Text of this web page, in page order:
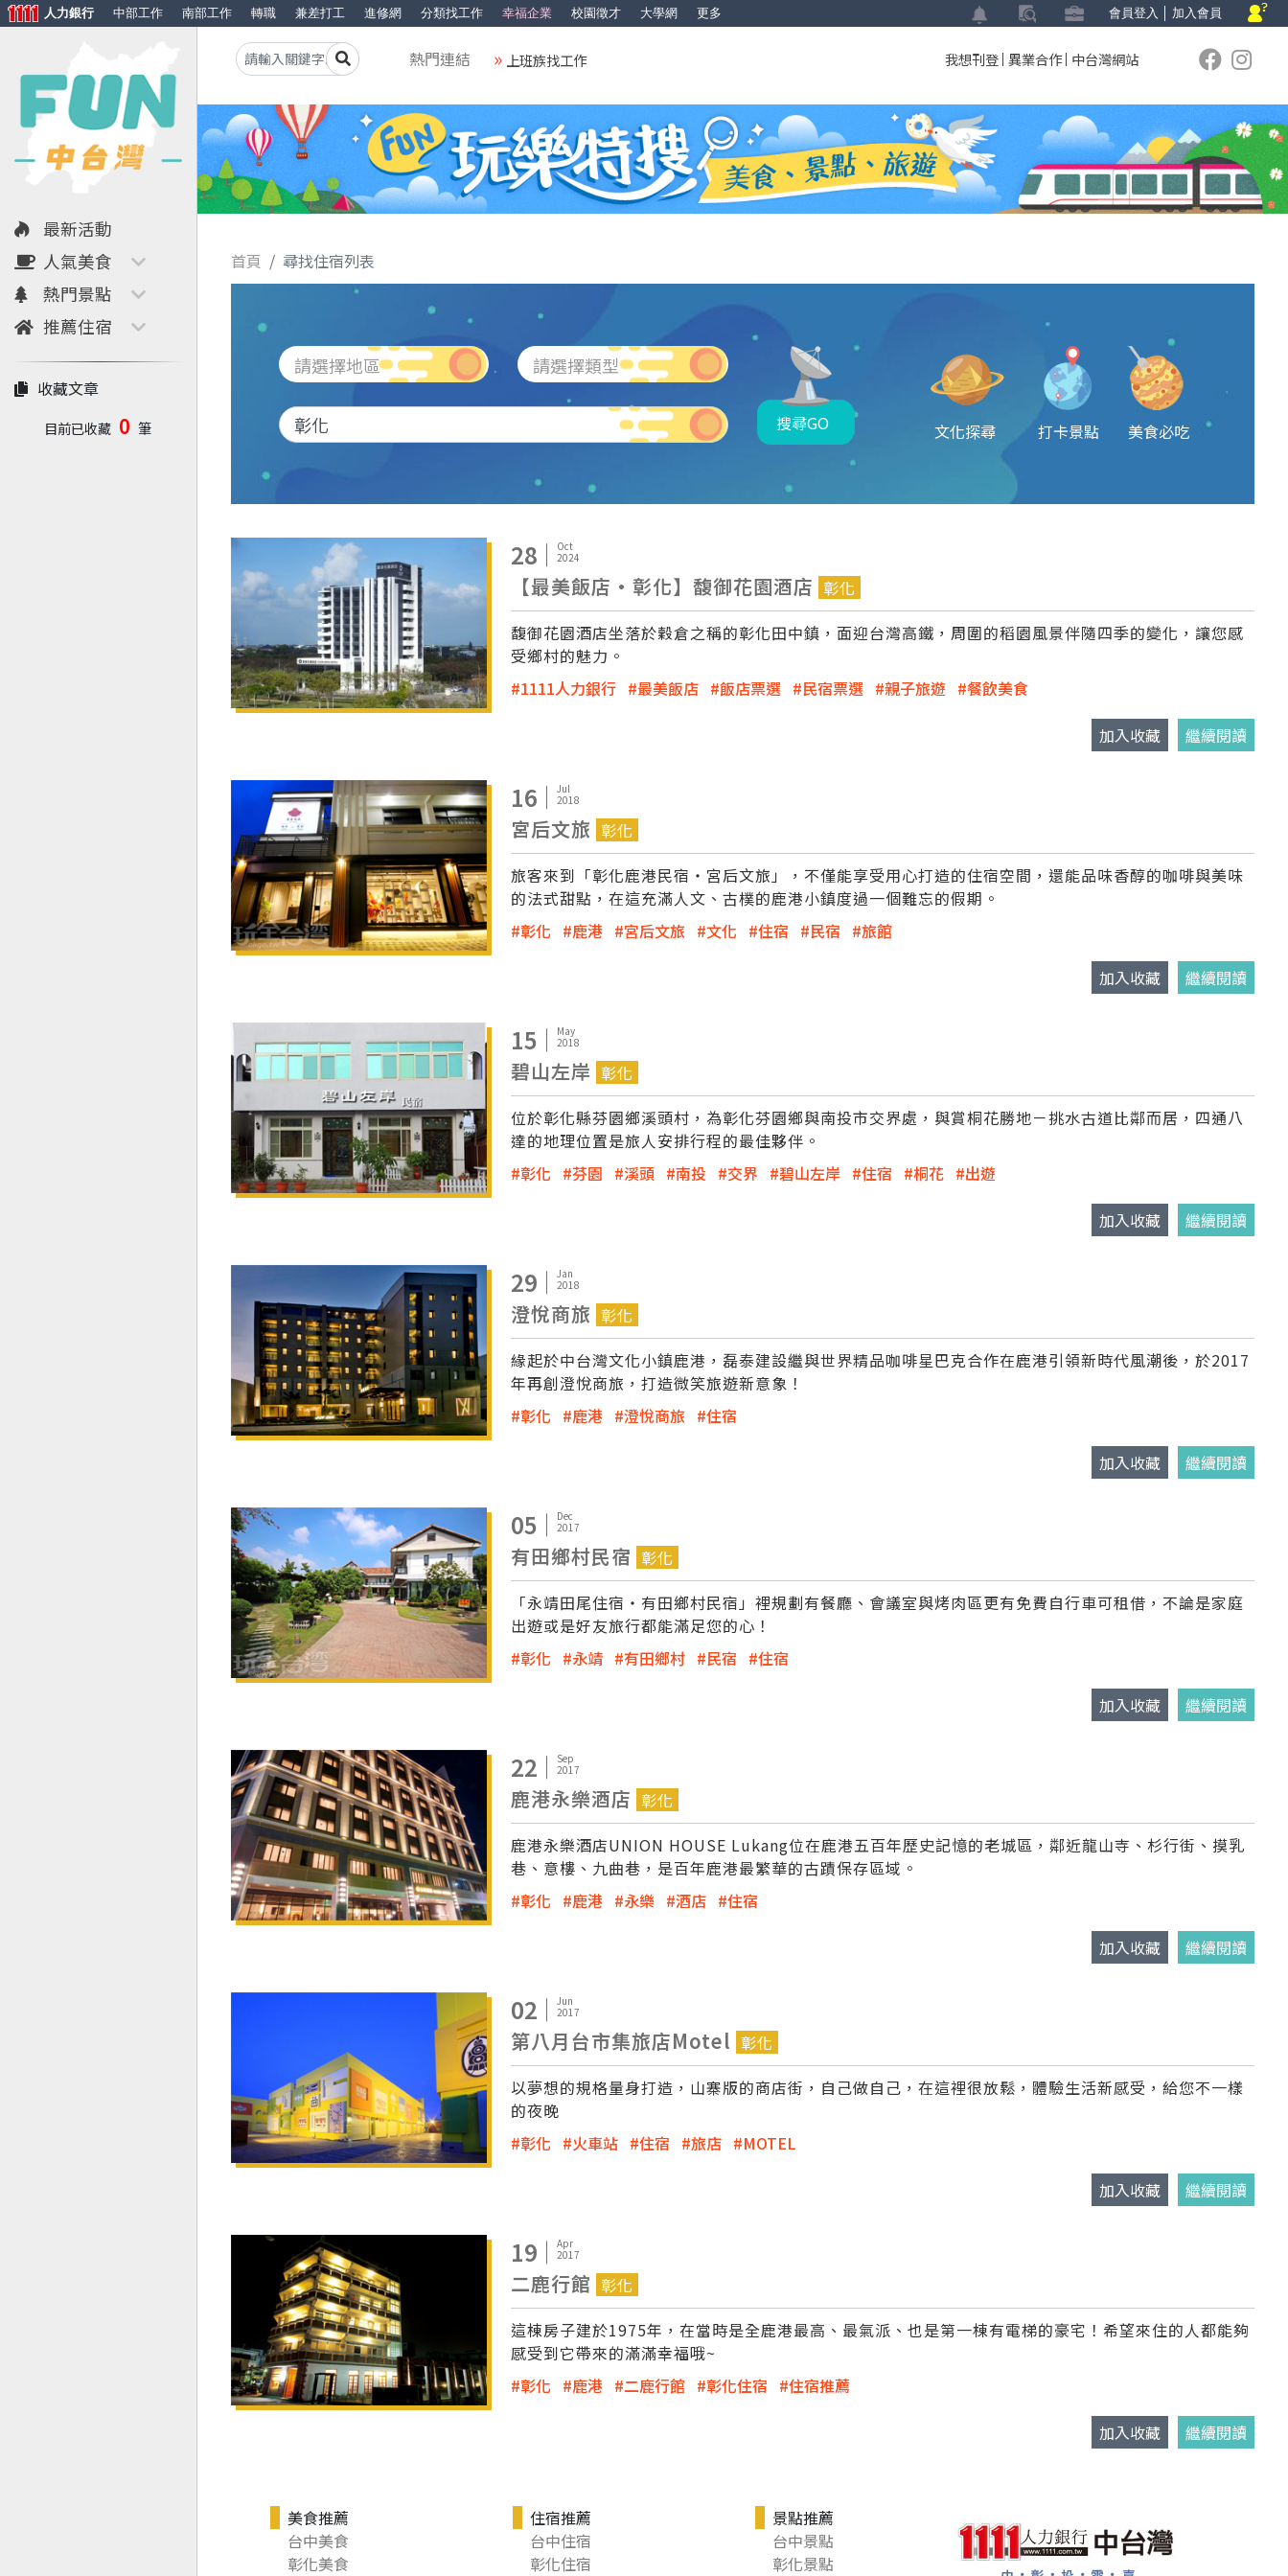
會員登入 加入會員
人力銀行 中部工作 南部工作 轉職 兼差打工 進修網 分類找工作 幸福企業 校園徵才 大學網 更多
最新活動
人氣美食
熱門景點
推薦住宿
收藏文章
目前已收藏 0 筆
熱門連結 上班族找工作 我想刊登 異業合作 中台灣網站
首頁 尋找住宿列表
請選擇地區 請選擇類型
搜尋GO 文化探尋 打卡景點 美食必吃
28
Oct
2024
【最美飯店·彰化】馥御花園酒店 彰化
馥御花園酒店坐落於穀倉之稱的彰化田中鎮，面迎台灣高鐵，周圍的稻園風景伴隨四季的變化，讓您感
受鄉村的魅力。
1111人力銀行
最美飯店 飯店票選 民宿票選 親子旅遊 餐飲美食
加入收藏 繼續閱讀
16
Jul
2018
宮后文旅 彰化
旅客來到「彰化鹿港民宿‧宮后文旅」，不僅能享受用心打造的住宿空間，還能品味香醇的咖啡與美味
的法式甜點，在這充滿人文、古樸的鹿港小鎮度過一個難忘的假期。
彰化
鹿港 宮后文旅 文化 住宿 民宿 旅館
加入收藏 繼續閱讀
15
May
2018
碧山左岸 彰化
位於彰化縣芬園鄉溪頭村，為彰化芬園鄉與南投市交界處，與賞桐花勝地－挑水古道比鄰而居，四通八
達的地理位置是旅人安排行程的最佳夥伴。
彰化
芬園 溪頭 南投 交界 碧山左岸 住宿 桐花 出遊
加入收藏 繼續閱讀
29
Jan
2018
澄悅商旅 彰化
緣起於中台灣文化小鎮鹿港，磊泰建設繼與世界精品咖啡星巴克合作在鹿港引領新時代風潮後，於2017
年再創澄悅商旅，打造微笑旅遊新意象！
彰化
鹿港 澄悅商旅 住宿
加入收藏 繼續閱讀
05
Dec
2017
有田鄉村民宿 彰化
「永靖田尾住宿‧有田鄉村民宿」裡規劃有餐廳、會議室與烤肉區更有免費自行車可租借，不論是家庭
出遊或是好友旅行都能滿足您的心！
彰化
永靖 有田鄉村 民宿 住宿
加入收藏 繼續閱讀
22
Sep
2017
鹿港永樂酒店 彰化
鹿港永樂酒店UNION HOUSE Lukang位在鹿港五百年歷史記憶的老城區，鄰近龍山寺、杉行街、摸乳
巷、意樓、九曲巷，是百年鹿港最繁華的古蹟保存區域。
彰化
鹿港 永樂 酒店 住宿
加入收藏 繼續閱讀
02
Jun
2017
第八月台市集旅店Motel 彰化
以夢想的規格量身打造，山寨版的商店街，自己做自己，在這裡很放鬆，體驗生活新感受，給您不一樣
的夜晚
彰化
火車站 住宿 旅店 MOTEL
加入收藏 繼續閱讀
19
Apr
2017
二鹿行館 彰化
這棟房子建於1975年，在當時是全鹿港最高、最氣派、也是第一棟有電梯的豪宅！希望來住的人都能夠
感受到它帶來的滿滿幸福哦~
彰化
鹿港 二鹿行館 彰化住宿 住宿推薦
加入收藏 繼續閱讀
美食推薦
台中美食
彰化美食
住宿推薦
台中住宿
彰化住宿
景點推薦
台中景點
彰化景點